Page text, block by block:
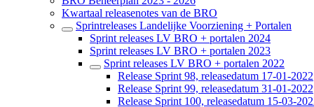
Kwartaal releasenotes van de BRO
Sprintreleases Landelijke Voorziening + Portalen
Sprint releases LV BRO + portalen 2024
Sprint releases LV BRO + portalen 2023
Sprint releases LV BRO + portalen 2022
Release Sprint 98, releasedatum 17-01-2022
Release Sprint 99, releasedatum 31-01-2022
Release Sprint 100, releasedatum 15-03-